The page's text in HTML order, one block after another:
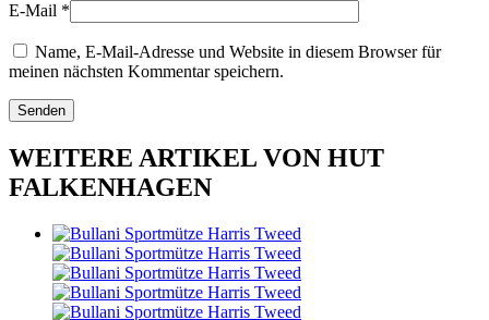
E-Mail *
Name, E-Mail-Adresse und Website in diesem Browser für
meinen nächsten Kommentar speichern.
WEITERE ARTIKEL VON HUT
FALKENHAGEN